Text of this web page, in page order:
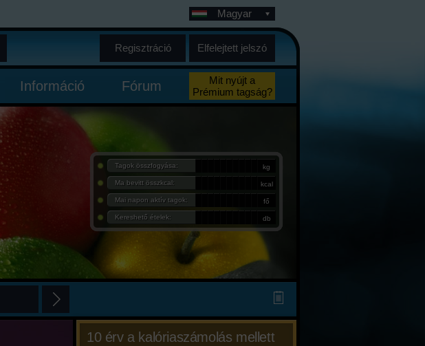
Magyar
Regisztráció Elfelejtett jelszó
Információ Fórum
Mit nyújt a
Prémium tagság?
Tagok összfogyása: kg
Ma bevitt összkcal: kcal
Mai napon aktív tagok: fő
Kereshető ételek: db
10 érv a kalóriaszámolás mellett